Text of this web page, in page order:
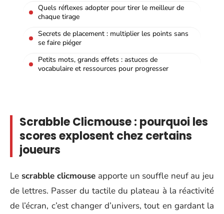
Quels réflexes adopter pour tirer le meilleur de
chaque tirage
Secrets de placement : multiplier les points sans
se faire piéger
Petits mots, grands effets : astuces de
vocabulaire et ressources pour progresser
Scrabble Clicmouse : pourquoi les
scores explosent chez certains
joueurs
Le scrabble clicmouse apporte un souffle neuf au jeu
de lettres. Passer du tactile du plateau à la réactivité
de l’écran, c’est changer d’univers, tout en gardant la